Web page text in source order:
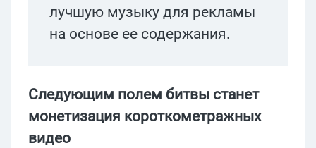
лучшую музыку для рекламы
на основе ее содержания.
Следующим полем битвы станет
монетизация короткометражных
видео